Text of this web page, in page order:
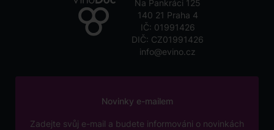
Na Pankráci 125
140 21 Praha 4
IČ: 01991426
DIČ: CZ01991426
info@evino.cz
Novinky e-mailem
Zadejte svůj e-mail a budete informováni o novinkách